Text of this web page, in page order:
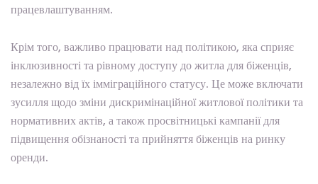
працевлаштуванням.
Крім того, важливо працювати над політикою, яка сприяє
інклюзивності та рівному доступу до житла для біженців,
незалежно від їх імміграційного статусу. Це може включати
зусилля щодо зміни дискримінаційної житлової політики та
нормативних актів, а також просвітницькі кампанії для
підвищення обізнаності та прийняття біженців на ринку
оренди.